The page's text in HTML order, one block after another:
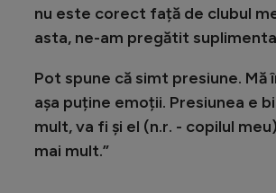
nu este corect față de clubul
asta, ne-am pregătit
Pot spune că simt presiune.
așa puține emoții. Presiunea e
mult, va fi și el (n.r. - copilul
mai mult.”